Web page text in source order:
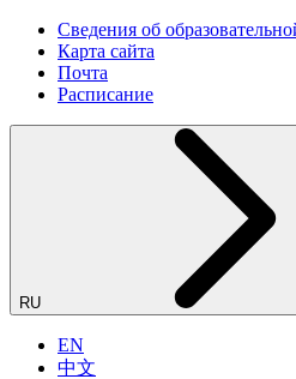
Сведения об
Карта сайта
Почта
Расписание
RU
EN
中文